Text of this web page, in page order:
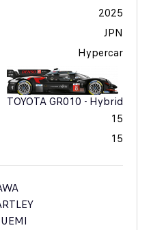
2025
JPN
Hypercar
TOYOTA GR010 - Hybrid
15
15